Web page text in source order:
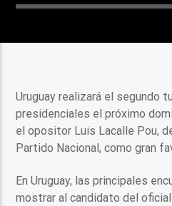
Uruguay realizará el segundo
presidenciales el próximo
el opositor Luis Lacalle Pou,
Partido Nacional, como gran
En Uruguay, las principales
mostrar al candidato del